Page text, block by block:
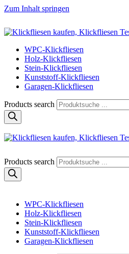
Zum Inhalt springen
Klickfliese | klick-klick-fertig
Klickfliesen online kaufen
WPC-Klickfliesen
Holz-Klickfliesen
Stein-Klickfliesen
Kunststoff-Klickfliesen
Garagen-Klickfliesen
Products search
Klickfliese | klick-klick-fertig
Klickfliesen online kaufen
Products search
WPC-Klickfliesen
Holz-Klickfliesen
Stein-Klickfliesen
Kunststoff-Klickfliesen
Garagen-Klickfliesen